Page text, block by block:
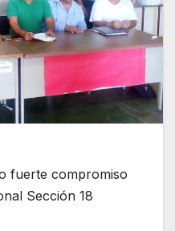
fuerte compromiso
Sección 18